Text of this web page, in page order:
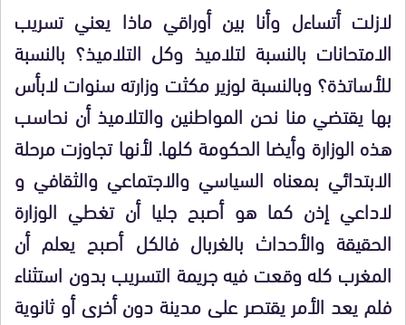
لازلت أتساءل وأنا بين أوراقي ماذا يعني تسريب
الامتحانات بالنسبة لتلاميذ وكل التلاميذ؟ بالنسبة
للأساتذة؟ وبالنسبة لوزير مكثت وزارته سنوات لابأس
بها يقتضي منا نحن المواطنين والتلاميذ أن نحاسب
هذه الوزارة وأيضا الحكومة كلها. لأنها تجاوزت مرحلة
الابتدائي بمعناه السياسي والاجتماعي والثقافي و
لاداعي إذن كما هو أصبح جليا أن تغطي الوزارة
الحقيقة والأحداث بالغربال فالكل أصبح يعلم أن
المغرب كله وقعت فيه جريمة التسريب بدون استثناء
فلم يعد الأمر يقتصر على مدينة دون أخرى أو ثانوية